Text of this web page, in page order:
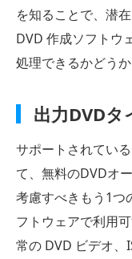
を知ることで、潜
DVD 作成ソフトウ
処理できるかどうか
出力DVDタ
サポートされてい
て、無料のDVDオ
考慮すべきもう1つ
フトウェアで利用
常の DVD ビデオ、